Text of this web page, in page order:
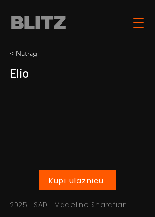
< Natrag
Elio
Kupi ulaznicu
2025 | SAD | Madeline Sharafian